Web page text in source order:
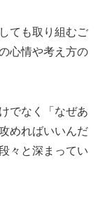
ても取り組むご
心情や考え方の
でなく「なぜあ
めればいいんだ
々と深まってい